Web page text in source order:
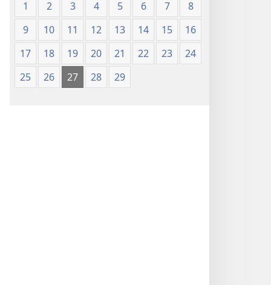
1 2 3 4 5 6 7
8
9
10 11 12 13 14 15
16
17
18 19 20 21 22 23
24
25
26 27 28 29